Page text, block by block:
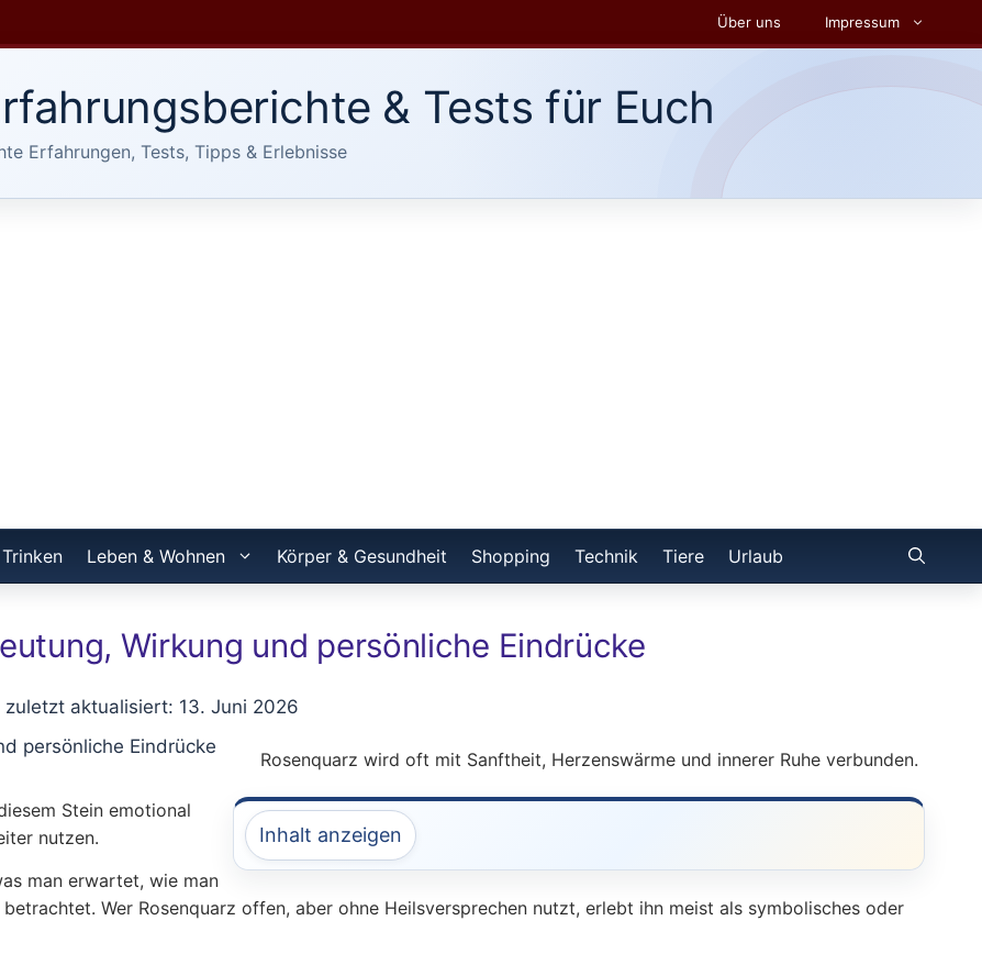
Über uns Impressum
& Tests für Euch
Erfahrungen, Tests, Tipps & Erlebnisse
Leben & Wohnen Körper & Gesundheit Shopping Technik Tiere Urlaub
Wirkung und persönliche Eindrücke
aktualisiert: 13. Juni 2026
Inhalt anzeigen
Rosenquarz wird oft mit Sanftheit, Herzenswärme und innerer Ruhe verbunden.
Stein emotional
nutzen.
man erwartet, wie man
Wer Rosenquarz offen, aber ohne Heilsversprechen nutzt, erlebt ihn meist als symbolisches oder